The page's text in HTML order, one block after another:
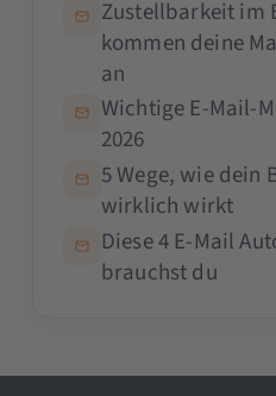
Zustellbarkeit im
kommen deine
an
Wichtige E-Mail-
2026
5 Wege, wie dein
wirklich wirkt
Diese 4 E-Mail
brauchst du